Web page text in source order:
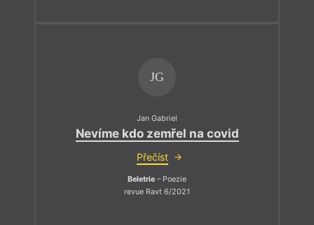
JG
Jan Gabriel
Nevíme kdo zemřel na covid
Přečíst
Beletrie – Poezie
revue Ravt 6/2021